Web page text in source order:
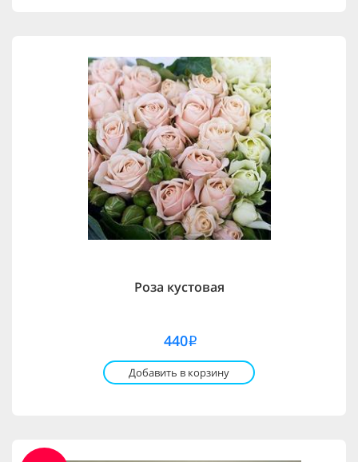
Роза кустовая
440i
Добавить в корзину